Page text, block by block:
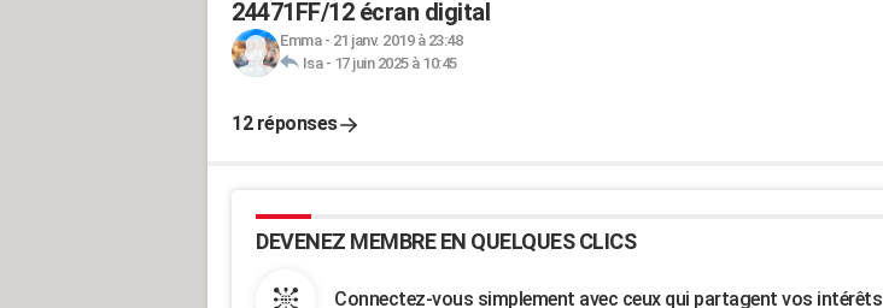
24471FF/12 écran digital
Emma- 21 janv. 2019 à 23:48
Isa- 17 juin 2025 à 10:45
12 réponses
DEVENEZ MEMBRE EN QUELQUES CLICS
Connectez-vous simplement avec ceux qui partagent vos intérêts